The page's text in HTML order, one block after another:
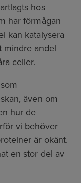
hos
har förmågan
kan katalysera
mindre andel
celler.
även om
hur de
vi behöver
är okänt.
en stor del av